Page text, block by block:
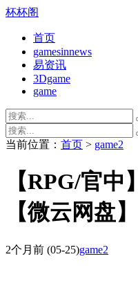
杯杯阁
首页
gamesinnews
易资讯
3Dgame
game
当前位置： 首页 > game2
【RPG/官
【微云网盘】
2个月前 (05-25)game2